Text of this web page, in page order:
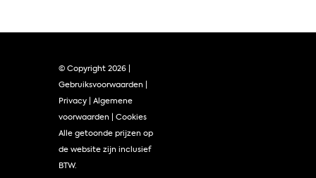
© Copyright 2026 |
Gebruiksvoorwaarden |
Privacy | Algemene
voorwaarden | Cookies
Alle getoonde prijzen op
de website zijn inclusief
BTW.